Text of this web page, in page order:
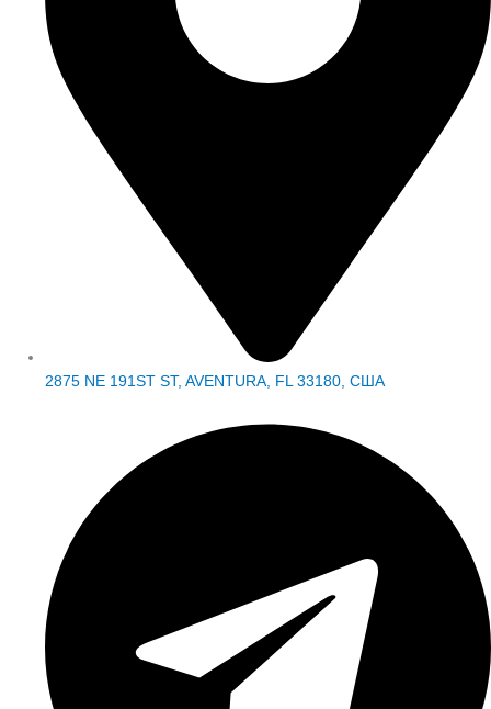
2875 NE 191ST ST, AVENTURA, FL 33180, США